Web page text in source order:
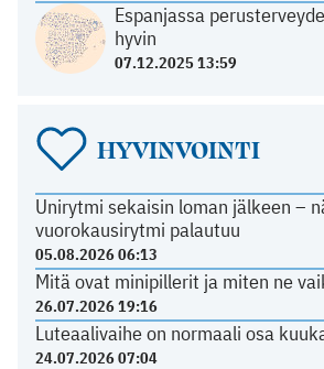
Espanjassa
hyvin
07.12.2025 13:59
HYVINVOINTI
Unirytmi sekaisin loman jälkeen –
vuorokausirytmi palautuu
05.08.2026 06:13
Mitä ovat minipillerit ja miten ne
26.07.2026 19:16
Luteaalivaihe on normaali osa
24.07.2026 07:04